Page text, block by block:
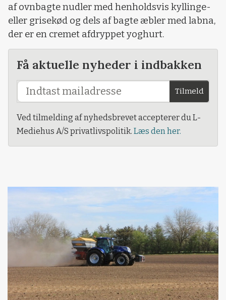
af ovnbagte nudler med henholdsvis kyllinge-
eller grisekød og dels af bagte æbler med labna,
der er en cremet afdryppet yoghurt.
Få aktuelle nyheder i indbakken
Tilmeld
Ved tilmelding af nyhedsbrevet accepterer du L-
Mediehus A/S privatlivspolitik. Læs den her.